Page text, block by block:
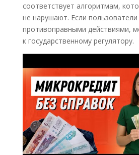
соответствует алгоритмам,
не нарушают. Если пользователи
противоправными действиями,
к государственному регулятору.